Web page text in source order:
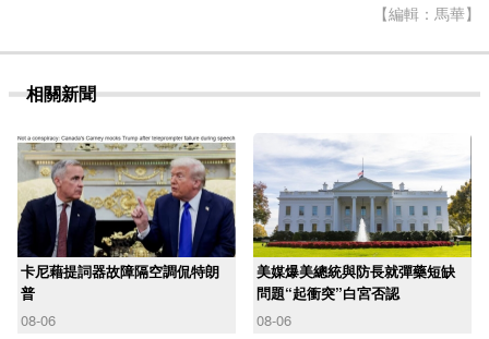
【編輯：馬華】
相關新聞
卡尼藉提詞器故障隔空調侃特朗
普
08-06
美媒爆美總統與防長就彈藥短缺
問題“起衝突”白宮否認
08-06